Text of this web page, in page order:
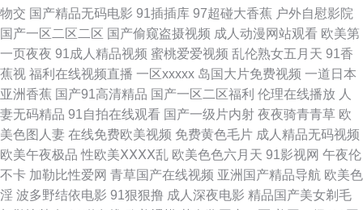
费观看 成人a级视频 欧美福利专区 影音先锋色a www久久come 另类老女人
影音先锋av手机在线 91资源人妻超碰 美女福利一区 影音先锋资源站婷婷 俺
去也狼人干 内射视频网 91p在线论坛 草莓视频污app 欧美专区一 91爱爱王
www深爱激情com 91性愛 福利社啪啪 欧美另类视频 91福利论坛91 91素人
越啪系列 久久视频香 影音先锋日韩av www干老女人com 老湿机午夜剧场
物交 国产精品无码电影 91插插库 97超碰大香蕉 户外自慰影院
国产一区二区二区 国产偷窥盗摄视频 成人动漫网站观看 欧美第
一页夜夜 91成人精品视频 蜜桃爱爱视频 乱伦熟女五月天 91香
蕉视 福利在线视频直播 一区xxxxx 岛国大片免费视频 一道日本
亚洲香蕉 国产91高清精品 国产一区二区福利 伦理在线播放 人
妻无码精品 91自拍在线观看 国产一级片内射 夜夜骑青青草 欧
美色图人妻 在线免费欧美视频 免费黄色毛片 成人精品无码视频
欧美午夜极品 性欧美ⅩⅩⅩⅩ乱 欧美色色六月天 91影视网 午夜伦
不卡 加勒比性爱网 青草国产在线视频 亚洲国产精品导航 欧美色
淫 波多野结依电影 91狠狠撸 成人深夜电影 精品国产美女剃毛